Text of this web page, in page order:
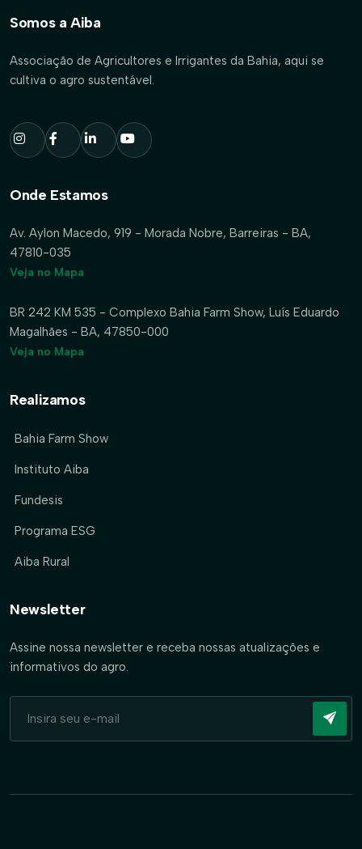
Somos a Aiba
Associação de Agricultores e Irrigantes da Bahia, aqui se
cultiva o agro sustentável.
Onde Estamos
Av. Aylon Macedo, 919 - Morada Nobre, Barreiras - BA,
47810-035
Veja no Mapa
BR 242 KM 535 - Complexo Bahia Farm Show, Luís Eduardo
Magalhães - BA, 47850-000
Veja no Mapa
Realizamos
Bahia Farm Show
Instituto Aiba
Fundesis
Programa ESG
Aiba Rural
Newsletter
Assine nossa newsletter e receba nossas atualizações e
informativos do agro.